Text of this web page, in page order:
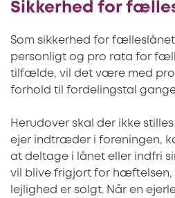
Sikkerhed for
Som sikkerhed for
personligt og pro rata for
tilfælde, vil det være med
forhold til fordelingstal gange
Herudover skal der ikke
ejer indtræder i foreningen,
at deltage i lånet eller indfri
vil blive frigjort for hæftelsen,
lejlighed er solgt. Når en